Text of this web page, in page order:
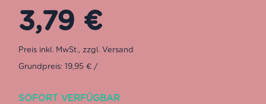
3,79 €
Grundpreis: 19,95 € /
SOFORT VERFÜGBAR